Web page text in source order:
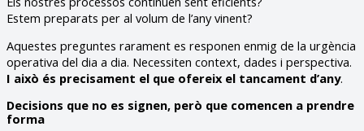
Estem preparats per al volum de l’any vinent?
Aquestes preguntes rarament es responen enmig de la urgència
operativa del dia a dia. Necessiten context, dades i perspectiva.
I això és precisament el que ofereix el tancament d’any.
Decisions que no es signen, però que comencen a prendre
forma